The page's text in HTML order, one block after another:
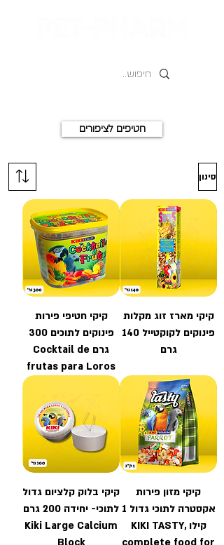
חטיפים לציפורים
סינון
קיקי מארז זוג מקלות
פינוקים לקוקטייל 140
גרם
קיקי חטיפי פירות
פינוקים לתוכים 300
גרם Cocktail de
frutas para Loros
קיקי מזון פירות
אקסטרה לתוכי גדול 1
קילו KIKI TASTY,
קיקי בלוק קלציום גדול
לתוכי- יחידה 200 גרם
Kiki Large Calcium